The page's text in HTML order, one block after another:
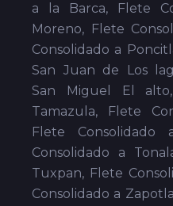
a la Barca, Flete
Moreno, Flete
Consolidado a
San Juan de Los
San Miguel El
Tamazula, Flete
Flete Consolidado
Consolidado a
Tuxpan, Flete
Consolidado a